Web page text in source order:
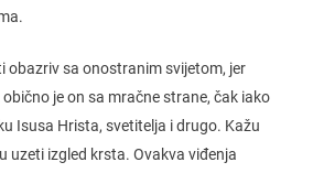
obazriv sa onostranim svijetom, jer
je on sa mračne strane, čak iako
Isusa Hrista, svetitelja i drugo. Kažu
uzeti izgled krsta. Ovakva viđenja